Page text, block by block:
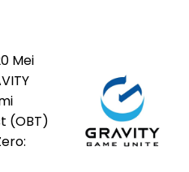
Mei
(OBT)